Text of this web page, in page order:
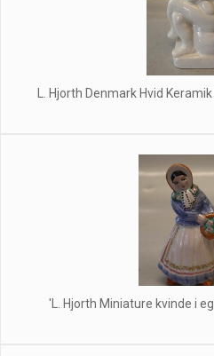
L. Hjorth Denmark Hvid
'L. Hjorth Miniature kvinde i